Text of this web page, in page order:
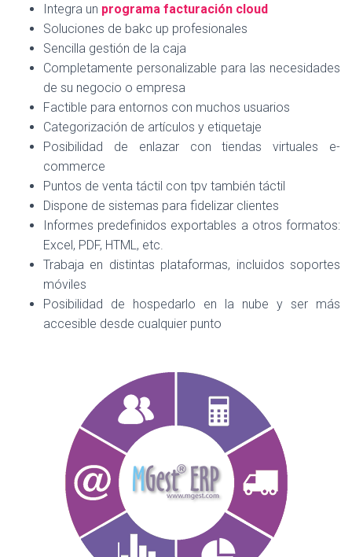
Integra un programa facturación cloud
Soluciones de bakc up profesionales
Sencilla gestión de la caja
Completamente personalizable para las necesidades
de su negocio o empresa
Factible para entornos con muchos usuarios
Categorización de artículos y etiquetaje
Posibilidad de enlazar con tiendas virtuales e-
commerce
Puntos de venta táctil con tpv también táctil
Dispone de sistemas para fidelizar clientes
Informes predefinidos exportables a otros formatos:
Excel, PDF, HTML, etc.
Trabaja en distintas plataformas, incluidos soportes
móviles
Posibilidad de hospedarlo en la nube y ser más
accesible desde cualquier punto